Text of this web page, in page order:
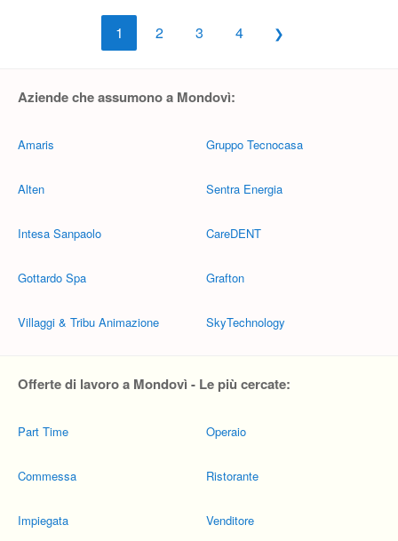
1 2 3 4
Aziende che assumono a Mondovì:
Amaris
Alten
Intesa Sanpaolo
Gottardo Spa
Villaggi & Tribu Animazione
Gruppo Tecnocasa
Sentra Energia
CareDENT
Grafton
SkyTechnology
Offerte di lavoro a Mondovì - Le più cercate:
Part Time
Commessa
Impiegata
Operaio
Ristorante
Venditore